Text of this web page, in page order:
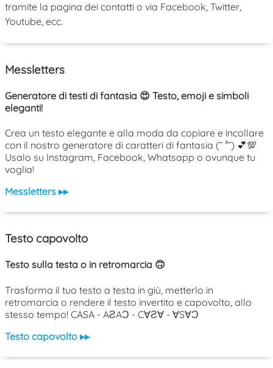
tramite la pagina dei contatti o via Facebook, Twitter,
Youtube, ecc.
Messletters
Generatore di testi di fantasia 😍 Testo, emoji e simboli
eleganti!
Crea un testo elegante e alla moda da copiare e incollare
con il nostro generatore di caratteri di fantasia (˘ ³˘) 💕💯
Usalo su Instagram, Facebook, Whatsapp o ovunque tu
voglia!
Messletters ▸▸
Testo capovolto
Testo sulla testa o in retromarcia 🙃
Trasforma il tuo testo a testa in giù, metterlo in
retromarcia o rendere il testo invertito e capovolto, allo
stesso tempo! CASA - AƧAƆ - C∀Ƨ∀ - ∀S∀Ɔ
Testo capovolto ▸▸